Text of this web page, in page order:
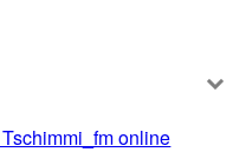
online